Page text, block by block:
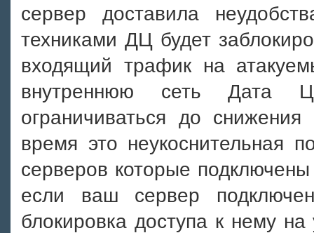
сервер доставила
техниками ДЦ будет
входящий трафик на
внутреннюю сеть Дата
ограничиваться до
время это неукоснительная
серверов которые
если ваш сервер
блокировка доступа к нему